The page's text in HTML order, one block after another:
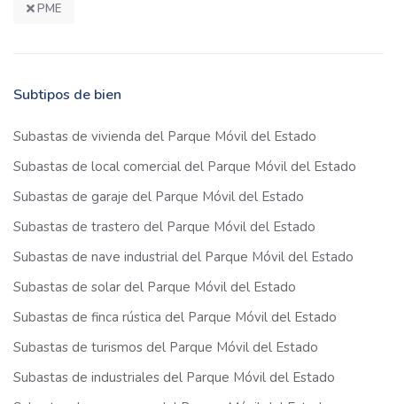
PME
Subtipos de bien
Subastas de vivienda del Parque Móvil del Estado
Subastas de local comercial del Parque Móvil del Estado
Subastas de garaje del Parque Móvil del Estado
Subastas de trastero del Parque Móvil del Estado
Subastas de nave industrial del Parque Móvil del Estado
Subastas de solar del Parque Móvil del Estado
Subastas de finca rústica del Parque Móvil del Estado
Subastas de turismos del Parque Móvil del Estado
Subastas de industriales del Parque Móvil del Estado